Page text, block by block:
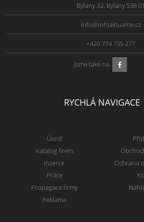
Bylany 32, Bylany 538 01
info@infoaktualne.cz
+420 774 735 277
Jsme také na
RYCHLÁ NAVIGACE
Úvod
Katalog firem
Inzerce
Práce
Propagace firmy
Reklama
Ochrana